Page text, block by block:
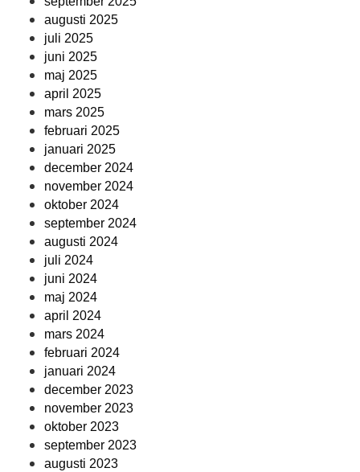
augusti 2025
juli 2025
juni 2025
maj 2025
april 2025
mars 2025
februari 2025
januari 2025
december 2024
november 2024
oktober 2024
september 2024
augusti 2024
juli 2024
juni 2024
maj 2024
april 2024
mars 2024
februari 2024
januari 2024
december 2023
november 2023
oktober 2023
september 2023
augusti 2023